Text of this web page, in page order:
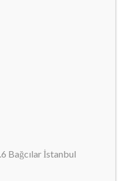
Bağcılar İstanbul